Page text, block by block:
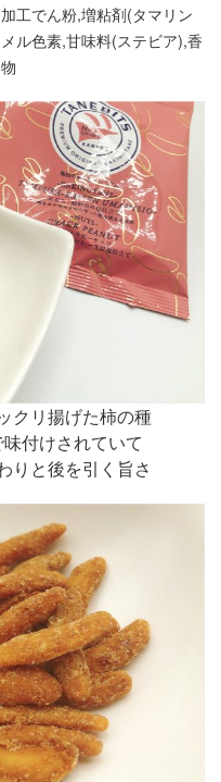
工でん粉,増粘剤(タマリン
ル色素,甘味料(ステビア),香
クリ揚げた柿の種
付けされていて
りと後を引く旨さ